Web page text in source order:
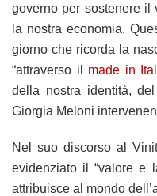
governo per sostenere
la nostra economia.
giorno che ricorda la
“attraverso il made in
della nostra identità,
Giorgia Meloni
Nel suo discorso al
evidenziato il “valore e
attribuisce al mondo